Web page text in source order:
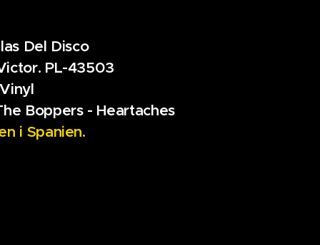
Del Disco
PL-43503
Boppers - Heartaches
i Spanien.